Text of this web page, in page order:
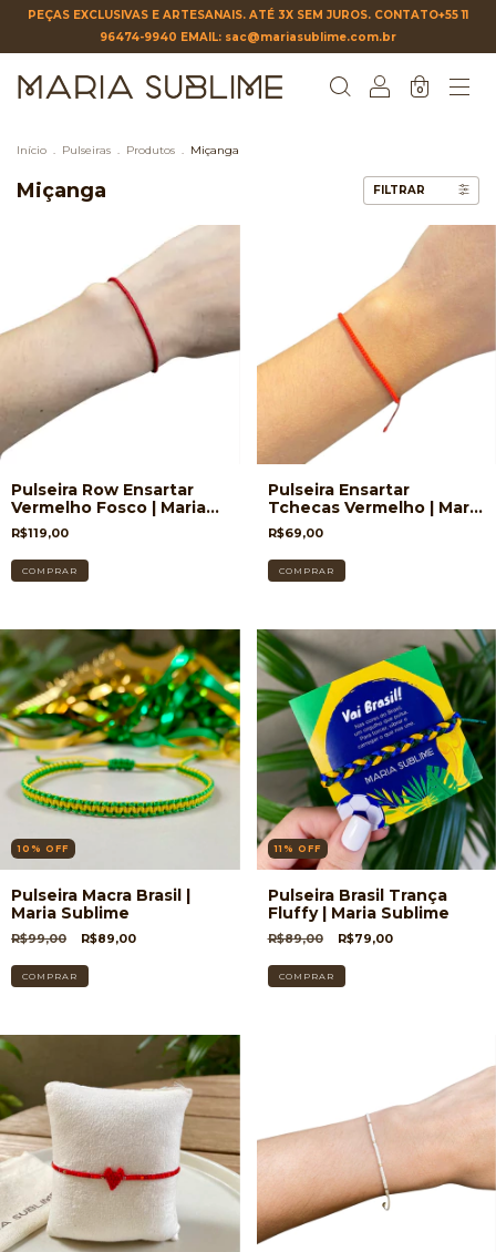
PEÇAS EXCLUSIVAS E ARTESANAIS. ATÉ 3X SEM JUROS. CONTATO+55 11
96474-9940 EMAIL: sac@mariasublime.com.br
0
Início . Pulseiras . Produtos . Miçanga
Miçanga FILTRAR
Pulseira Row Ensartar
Vermelho Fosco | Maria
Sublime
R$119,00
Pulseira Ensartar
Tchecas Vermelho | Maria
Sublime
R$69,00
10 % OFF
Pulseira Macra Brasil |
Maria Sublime
R$99,00 R$89,00
11 % OFF
Pulseira Brasil Trança
Fluffy | Maria Sublime
R$89,00 R$79,00